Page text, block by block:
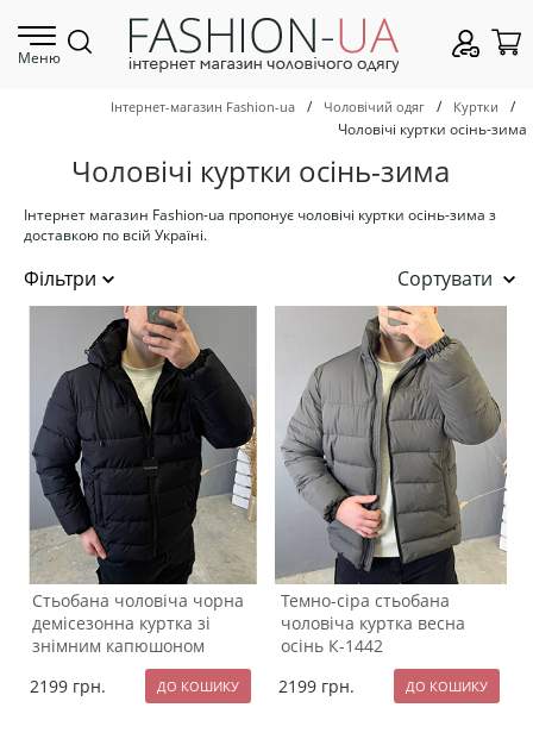
Меню
Інтернет-магазин Fashion-ua / Чоловічий одяг / Куртки
/
Чоловічі куртки осінь-зима
Чоловічі куртки осінь-зима
Інтернет магазин Fashion-ua пропонує чоловічі куртки осінь-зима з
доставкою по всій Україні.
Сортувати
Стьобана чоловіча чорна
демісезонна куртка зі
знімним капюшоном
2199 грн.
Темно-сіра стьобана
чоловіча куртка весна
осінь К-1442
2199 грн.